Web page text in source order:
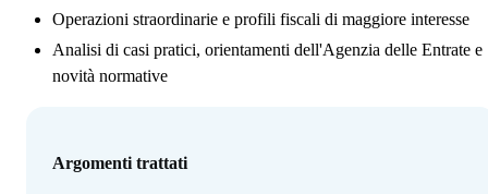
Operazioni straordinarie e profili fiscali di maggiore interesse
Analisi di casi pratici, orientamenti dell'Agenzia delle Entrate e
novità normative
Argomenti trattati